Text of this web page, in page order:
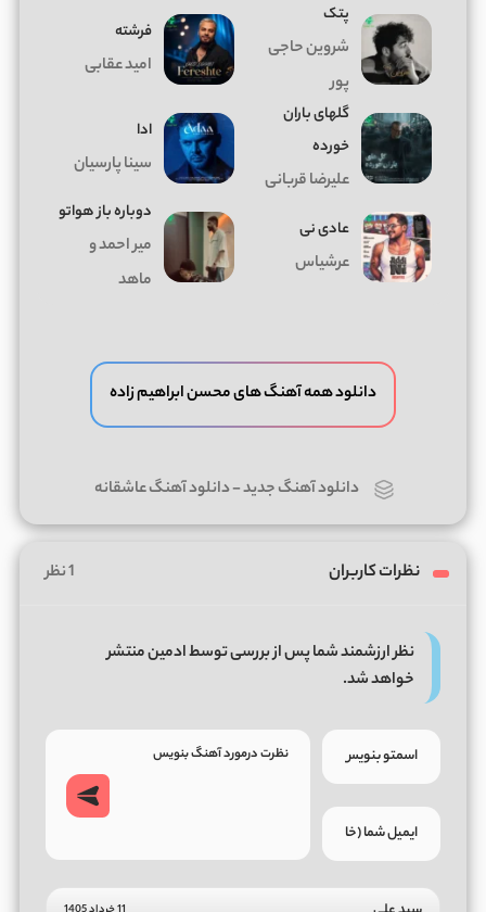
پتک
شروین حاجی
پور
فرشته
امید عقابی
گلهای باران
خورده
علیرضا قربانی
ادا
سینا پارسیان
عادی نی
عرشیاس
دوباره باز هواتو
میر احمد و
ماهد
دانلود همه آهنگ های محسن ابراهیم زاده
دانلود آهنگ جدید-دانلود آهنگ عاشقانه
نظرات کاربران 1 نظر
نظر ارزشمند شما پس از بررسی توسط ادمین منتشر
خواهد شد.